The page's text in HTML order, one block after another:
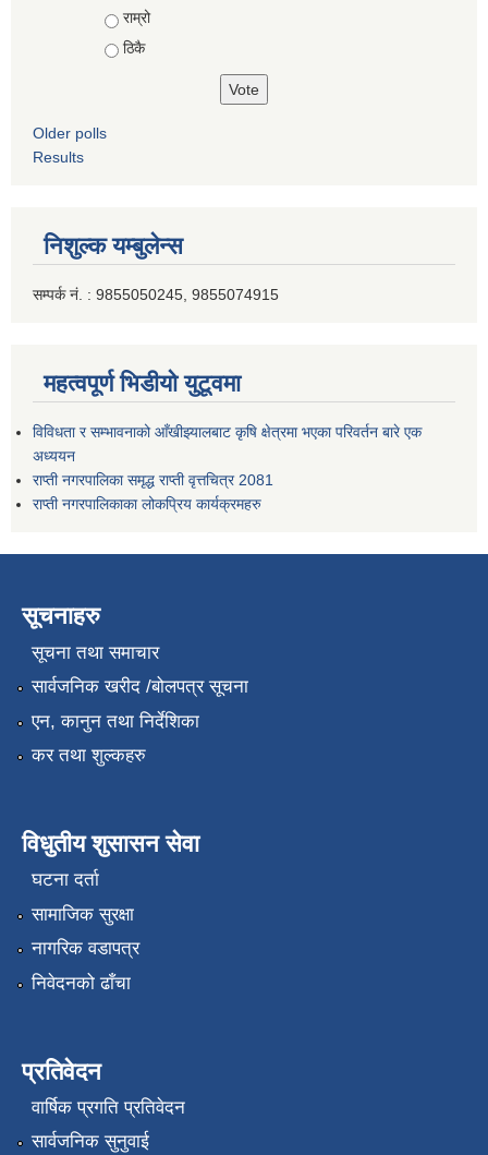
राम्रो
ठिकै
Older polls
Results
निशुल्क यम्बुलेन्स
सम्पर्क नं. : 9855050245, 9855074915
महत्वपूर्ण भिडीयो युटूवमा
विविधता र सम्भावनाको आँखीझ्यालबाट कृषि क्षेत्रमा भएका परिवर्तन बारे एक
अध्ययन
राप्ती नगरपालिका समृद्ध राप्ती वृत्तचित्र 2081
राप्ती नगरपालिकाका लोकप्रिय कार्यक्रमहरु
सूचनाहरु
सूचना तथा समाचार
सार्वजनिक खरीद /बोलपत्र सूचना
एन, कानुन तथा निर्देशिका
कर तथा शुल्कहरु
विधुतीय शुसासन सेवा
घटना दर्ता
सामाजिक सुरक्षा
नागरिक वडापत्र
निवेदनको ढाँचा
प्रतिवेदन
वार्षिक प्रगति प्रतिवेदन
सार्वजनिक सुनुवाई